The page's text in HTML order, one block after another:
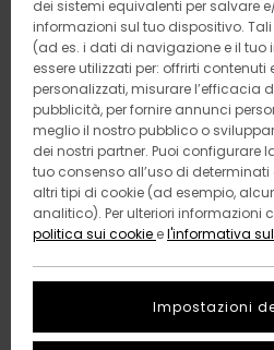
dei sistemi equivalenti per salvare
informazioni sul tuo dispositivo.
(ad es. i dati di navigazione e il tuo
essere utilizzati per: offrirti contenuti
personalizzati, misurare l’efficacia
pubblicità, per fornire annunci
meglio il nostro pubblico o
dei nostri partner. Puoi configurare
tuo consenso all’uso di
altri tipi di cookie (ad esempio,
analitico). Per ulteriori informazioni
politica sui cookie el'informativa
Impostazioni